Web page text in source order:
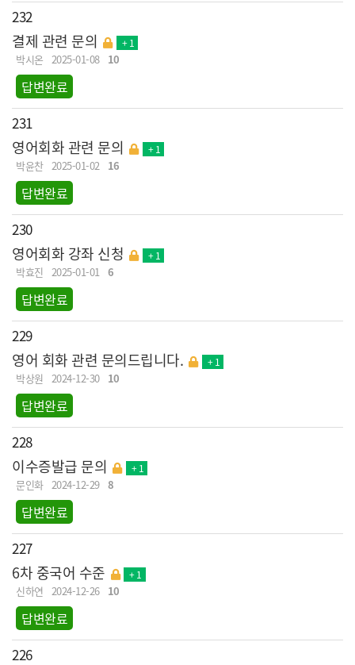
232
결제 관련 문의 + 1
박시온 2025-01-08 10
답변완료
231
영어회화 관련 문의 + 1
박윤찬 2025-01-02 16
답변완료
230
영어회화 강좌 신청 + 1
박효진 2025-01-01 6
답변완료
229
영어 회화 관련 문의드립니다. + 1
박상원 2024-12-30 10
답변완료
228
이수증발급 문의 + 1
문인화 2024-12-29 8
답변완료
227
6차 중국어 수준 + 1
신하연 2024-12-26 10
답변완료
226